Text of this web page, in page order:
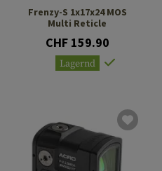
Frenzy-S 1x17x24 MOS
Multi Reticle
CHF 159.90
Lagernd